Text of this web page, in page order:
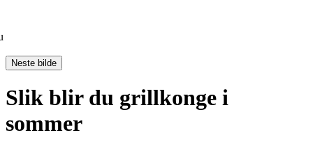
Neste bilde
Slik blir du grillkonge i
sommer